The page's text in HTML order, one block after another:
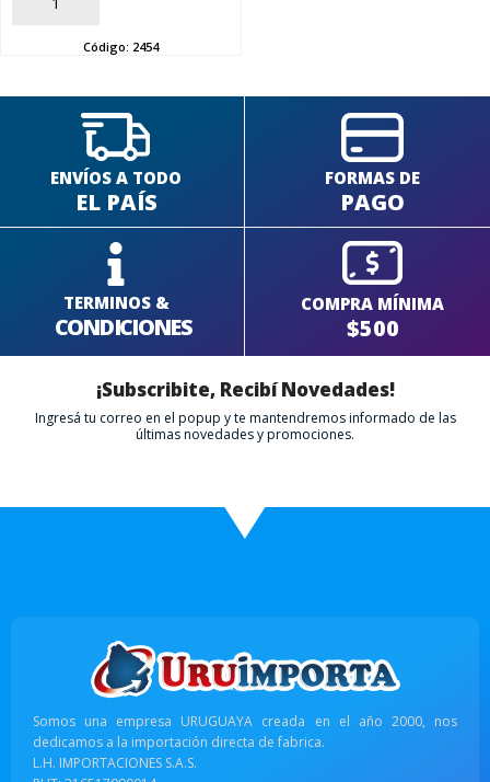
Código: 2454
ENVÍOS A TODO
EL PAÍS
FORMAS DE
PAGO
TERMINOS &
CONDICIONES
COMPRA MÍNIMA
$500
¡Subscribite, Recibí Novedades!
Ingresá tu correo en el popup y te mantendremos informado de las
últimas novedades y promociones.
Somos una empresa URUGUAYA creada en el año 2000, nos
dedicamos a la importación directa de fabrica.
L.H. IMPORTACIONES S.A.S.